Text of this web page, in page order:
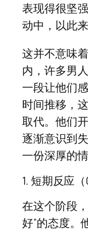
表现得很坚
动中，以此
这并不意味
内，许多男
一段让他们
时间推移，
取代。他们
逐渐意识到
一份深厚的情
1. 短期反应（
在这个阶段
好”的态度。